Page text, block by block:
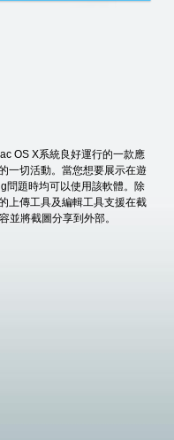
OS X系統良好運行的一款應
一切活動。當您想要展示在遊
問題時均可以使用該軟體。除
上傳工具及編輯工具支援在截
並將截圖分享到外部。